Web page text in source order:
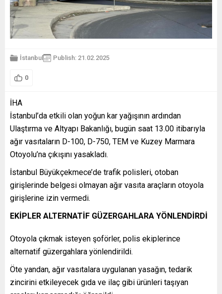
İstanbul Publish: 21.02.2025
0
İHA
İstanbul’da etkili olan yoğun kar yağışının ardından
Ulaştırma ve Altyapı Bakanlığı, bugün saat 13.00 itibarıyla
ağır vasıtaların D-100, D-750, TEM ve Kuzey Marmara
Otoyolu’na çıkışını yasakladı.
İstanbul Büyükçekmece’de trafik polisleri, otoban
girişlerinde belgesi olmayan ağır vasıta araçların otoyola
girişlerine izin vermedi.
EKİPLER ALTERNATİF GÜZERGAHLARA YÖNLENDİRDİ
Otoyola çıkmak isteyen şoförler, polis ekiplerince
alternatif güzergahlara yönlendirildi.
Öte yandan, ağır vasıtalara uygulanan yasağın, tedarik
zincirini etkileyecek gıda ve ilaç gibi ürünleri taşıyan